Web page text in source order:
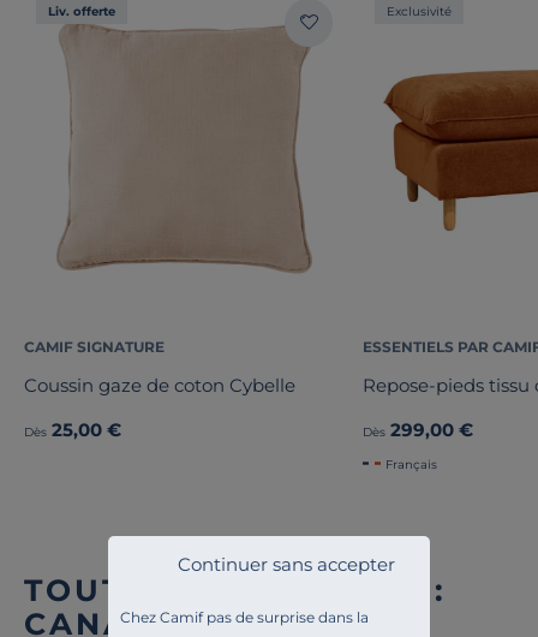
Chez Camif pas de surprise dans la
Continuer sans accepter
Liv. offerte
CAMIF SIGNATURE
Coussin gaze de coton Cybelle
Dès 25,00 €
Exclusivité
ESSENTIELS PAR
Repose-pieds
Dès 299,00 €
Français
TOUTE NOTRE OFFRE :
CANAPÉS DROITS